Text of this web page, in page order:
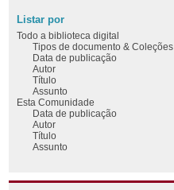
Listar por
Todo a biblioteca digital
Tipos de documento & Coleções
Data de publicação
Autor
Título
Assunto
Esta Comunidade
Data de publicação
Autor
Título
Assunto